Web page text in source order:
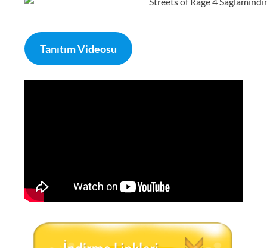
Tanıtım Videosu